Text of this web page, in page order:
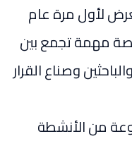
لأول مرة عام
مهمة تجمع بين
وصناع القرار
من الأنشطة